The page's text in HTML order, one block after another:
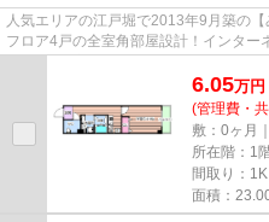
人気エリアの江戸堀で2013年9月築の
フロア4戸の全室角部屋設計！インター
6.05万円
(管理費・
敷：0ヶ月
所在階：1
間取り：1K
面積：